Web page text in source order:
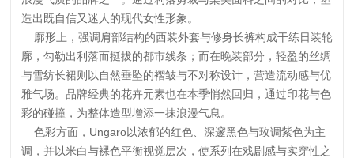
造出既自信又迷人的现代女性形象。
廓形上，强调肩部结构的西装外套与修身长裤构成干练日装轮
廓，勾勒出利落而挺拔的都市线条；而在晚装部分，轻盈的丝绸
与雪纺长裙则以自然垂坠的褶皱与不对称设计，营造流动感与优
雅气场。品牌经典的花卉元素也在本季悄然回归，通过印花与色
彩的碰撞，为整体造型增添一抹浪漫气息。
色彩方面，Ungaro以浓郁的红色、深邃黑色与玫调紫色为主
调，并以米白与裸色平衡视觉层次，使系列在戏剧感与实穿性之